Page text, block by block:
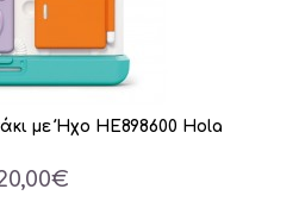
με Ήχο HE898600 Hola